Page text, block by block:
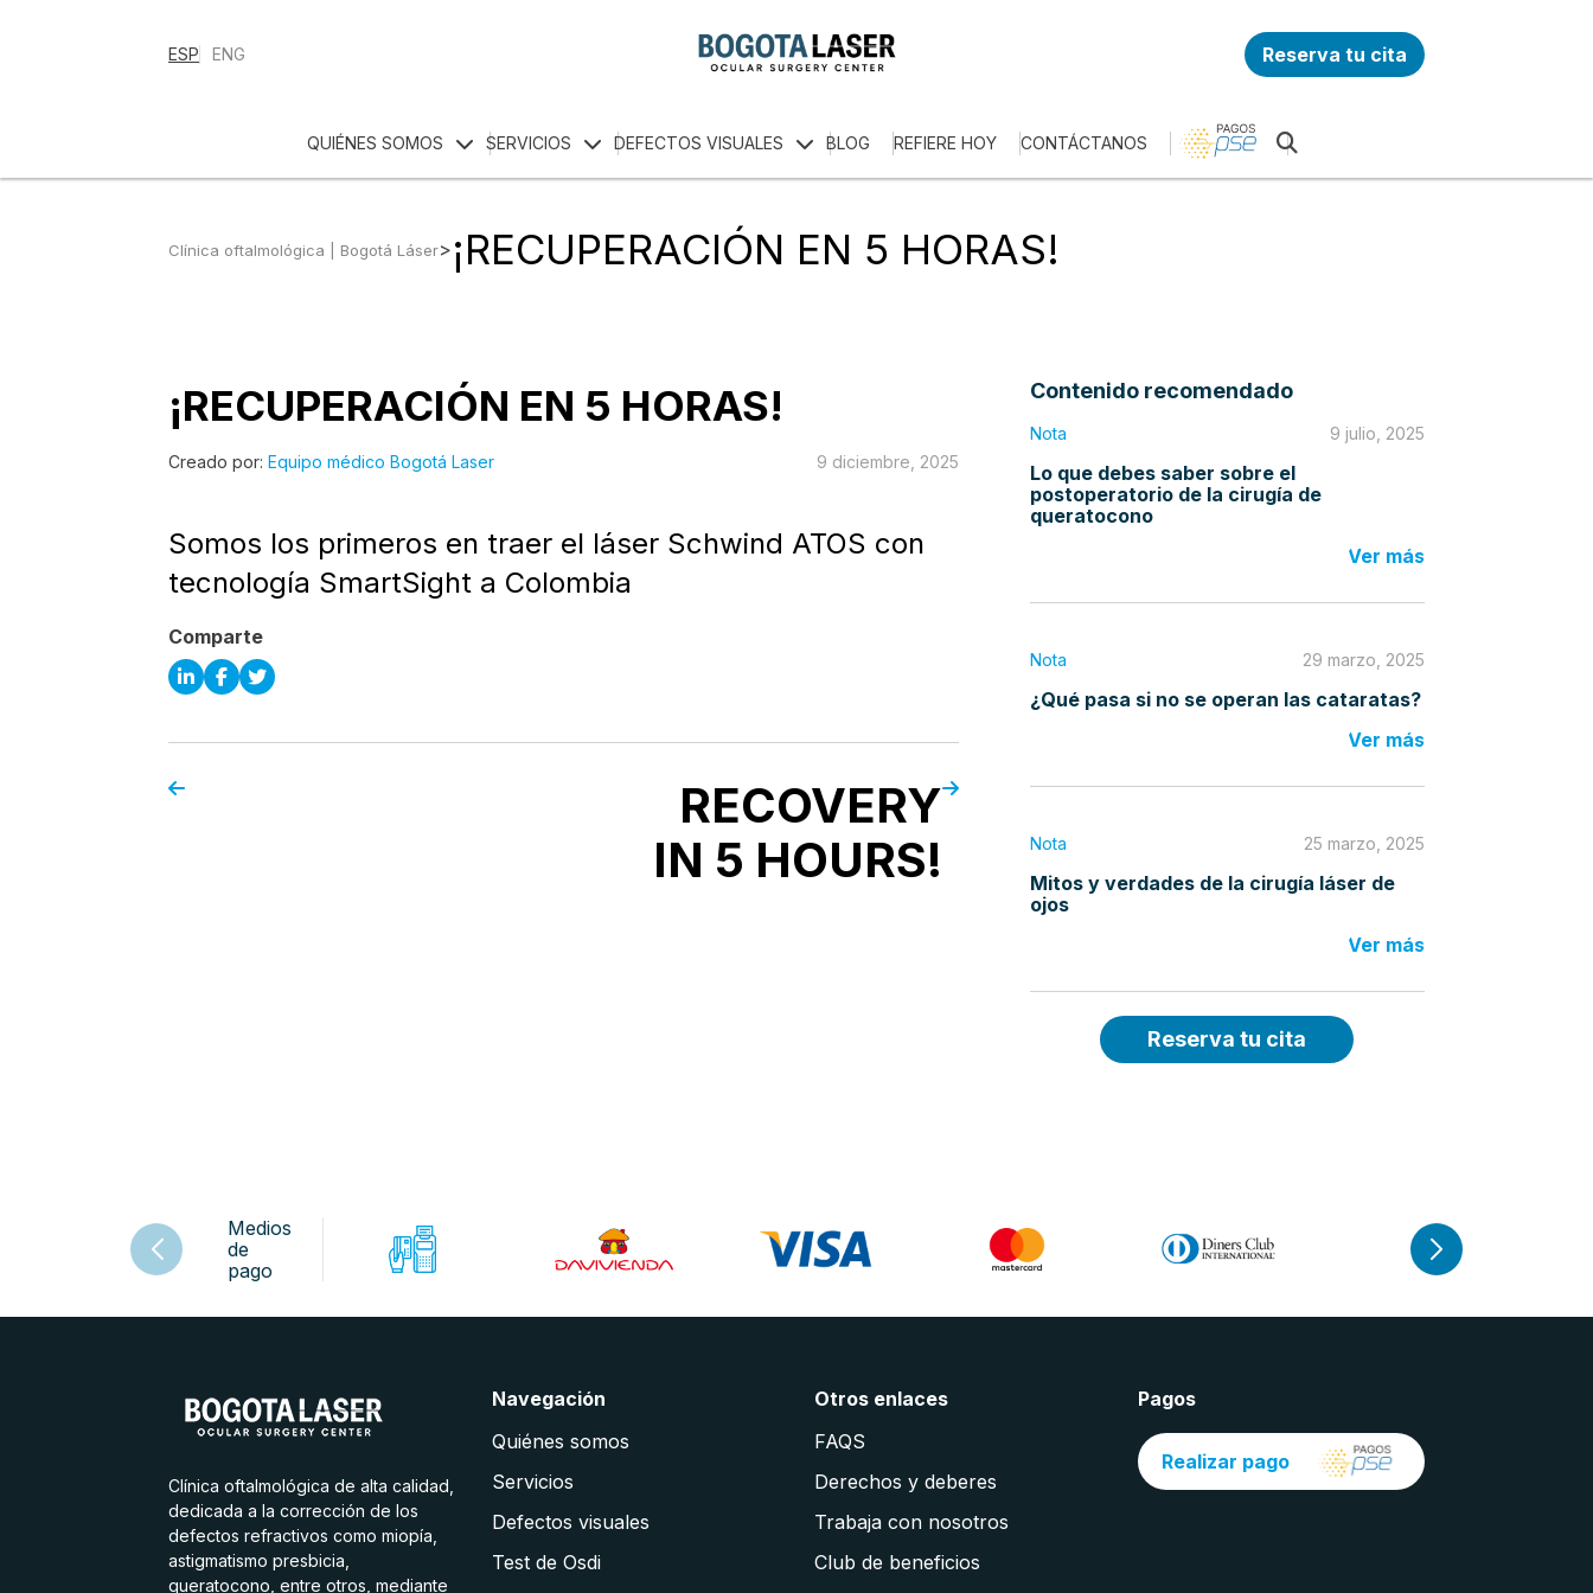
ESP ENG Reserva tu cita
QUIÉNES SOMOS SERVICIOS DEFECTOS VISUALES BLOG REFIERE HOY CONTÁCTANOS
Clínica oftalmológica | Bogotá Láser> ¡RECUPERACIÓN EN 5 HORAS!
¡RECUPERACIÓN EN 5 HORAS!
Creado por: Equipo médico Bogotá Laser 9 diciembre, 2025
Somos los primeros en traer el láser Schwind ATOS con
tecnología SmartSight a Colombia
Comparte
RECOVERY
IN 5 HOURS!
Contenido recomendado
Nota 9 julio, 2025
Lo que debes saber sobre el
postoperatorio de la cirugía de
queratocono
Ver más
Nota 29 marzo, 2025
¿Qué pasa si no se operan las cataratas?
Ver más
Nota 25 marzo, 2025
Mitos y verdades de la cirugía láser de
ojos
Ver más
Reserva tu cita
Medios
de
pago
Clínica oftalmológica de alta calidad,
dedicada a la corrección de los
defectos refractivos como miopía,
astigmatismo presbicia,
queratocono, entre otros, mediante
Navegación
Quiénes somos
Servicios
Defectos visuales
Test de Osdi
Otros enlaces
FAQS
Derechos y deberes
Trabaja con nosotros
Club de beneficios
Pagos
Realizar pago